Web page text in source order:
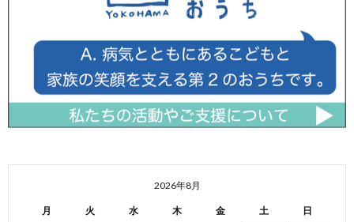
2026年8月
月 火 水 木 金 土 日